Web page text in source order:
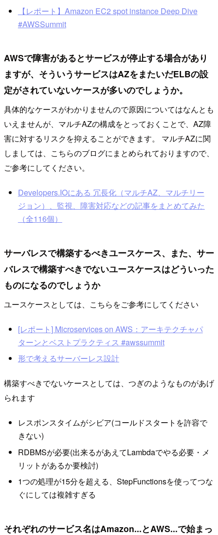
【レポート】Amazon EC2 spot instance Deep Dive
#AWSSummit
AWSで障害があるとサービスが停止する場合があり
ますが、そういうサービスはAZをまたいだELBの設
定がされていないケースが多いのでしょうか。
具体的なケースがわかりませんので原因についてはなんとも
いえませんが、マルチAZの構成をとっておくことで、AZ障
害に対するリスクを抑えることができます。 マルチAZに関
しましては、こちらのブログにまとめられておりますので、
ご参考にしてください。
Developers.IOにある 冗長化（マルチAZ、マルチリー
ジョン）、監視、障害対応などの記事をまとめてみた
（全116個）
サーバレスで構築するべきユースケース、また、サー
バレスで構築すべきでないユースケースはどういった
ものになるのでしょうか
ユースケースとしては、こちらをご参考にしてください
[レポート] Microservices on AWS：アーキテクチャパ
ターンとベストプラクティス #awssummit
形で考えるサーバーレス設計
構築すべきでないケースとしては、つぎのようなものがあげ
られます
レスポンスタイムがシビア(コールドスタートを許容で
きない)
RDBMSが必要(出来るがあえてLambdaでやる必要・メ
リットがあるか要検討)
1つの処理が15分を超える、StepFunctionsを使ってつな
ぐにしては複雑すぎる
それぞれのサービス名はAmazon...とAWS...で始まっ